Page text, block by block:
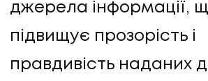
джерела інформації,
підвищує прозорість і
правдивість наданих